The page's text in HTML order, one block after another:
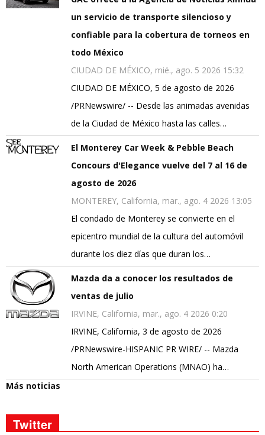
un servicio de transporte silencioso y
confiable para la cobertura de torneos en
todo México
CIUDAD DE MÉXICO, mié., ago. 5 2026 15:32
CIUDAD DE MÉXICO, 5 de agosto de 2026
/PRNewswire/ -- Desde las animadas avenidas
de la Ciudad de México hasta las calles…
El Monterey Car Week & Pebble Beach
Concours d'Elegance vuelve del 7 al 16 de
agosto de 2026
MONTEREY, California, mar., ago. 4 2026 13:05
El condado de Monterey se convierte en el
epicentro mundial de la cultura del automóvil
durante los diez días que duran los…
Mazda da a conocer los resultados de
ventas de julio
IRVINE, California, mar., ago. 4 2026 0:20
IRVINE, California, 3 de agosto de 2026
/PRNewswire-HISPANIC PR WIRE/ -- Mazda
North American Operations (MNAO) ha…
Más noticias
Twitter